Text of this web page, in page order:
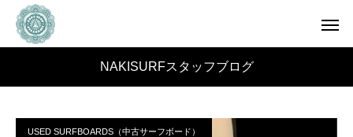
NAKISURFスタッフブログ
USED SURFBOARDS（中古サーフボード）